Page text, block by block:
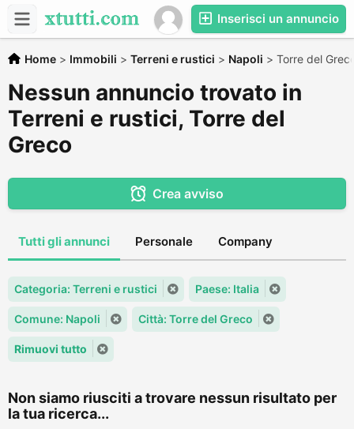
Inserisci un annuncio
Home > Immobili > Terreni e rustici > Napoli > Torre del
Nessun annuncio trovato in
Terreni e rustici, Torre del
Greco
Crea avviso
Tutti gli annunci Personale Company
Categoria: Terreni e rustici Paese: Italia
Comune: Napoli Città: Torre del Greco
Rimuovi tutto
Non siamo riusciti a trovare nessun risultato per
la tua ricerca...